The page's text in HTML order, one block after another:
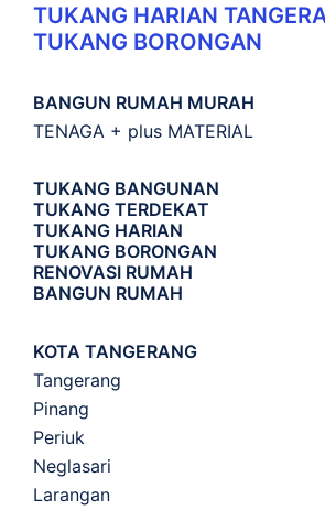
TUKANG HARIAN
TUKANG BORONGAN
BANGUN RUMAH MURAH
TENAGA + plus MATERIAL
TUKANG BANGUNAN
TUKANG TERDEKAT
TUKANG HARIAN
TUKANG BORONGAN
RENOVASI RUMAH
BANGUN RUMAH
KOTA TANGERANG
Tangerang
Pinang
Periuk
Neglasari
Larangan